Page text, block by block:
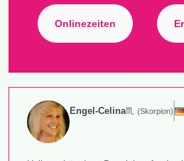
Onlinezeiten
Engel-Celina♏ (Skorpion)